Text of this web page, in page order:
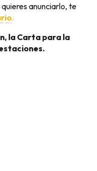
anunciarlo, te
.
la Carta para la